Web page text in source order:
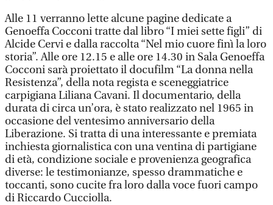
Alle 11 verranno lette alcune pagine dedicate a
Genoeffa Cocconi tratte dal libro “I miei sette figli” di
Alcide Cervi e dalla raccolta “Nel mio cuore finì la loro
storia”. Alle ore 12.15 e alle ore 14.30 in Sala Genoeffa
Cocconi sarà proiettato il docufilm “La donna nella
Resistenza”, della nota regista e sceneggiatrice
carpigiana Liliana Cavani. Il documentario, della
durata di circa un’ora, è stato realizzato nel 1965 in
occasione del ventesimo anniversario della
Liberazione. Si tratta di una interessante e premiata
inchiesta giornalistica con una ventina di partigiane
di età, condizione sociale e provenienza geografica
diverse: le testimonianze, spesso drammatiche e
toccanti, sono cucite fra loro dalla voce fuori campo
di Riccardo Cucciolla.